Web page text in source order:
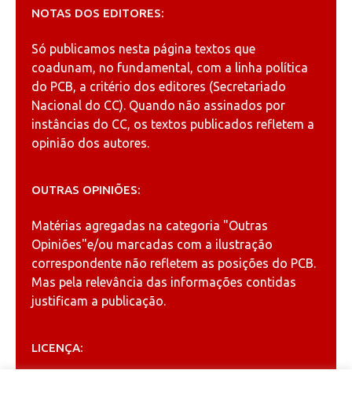
NOTAS DOS EDITORES:
Só publicamos nesta página textos que
coadunam, no fundamental, com a linha política
do PCB, a critério dos editores (Secretariado
Nacional do CC). Quando não assinados por
instâncias do CC, os textos publicados refletem a
opinião dos autores.
OUTRAS OPINIÕES:
Matérias agregadas na categoria "Outras
Opiniões"e/ou marcadas com a ilustração
correspondente não refletem as posições do PCB.
Mas pela relevância das informações contidas
justificam a publicação.
LICENÇA: